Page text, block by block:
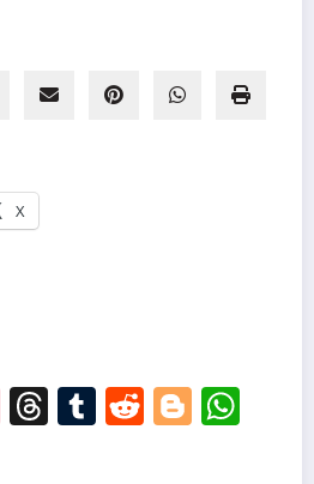
X
Pinterest
Threads
Tumblr
Reddit